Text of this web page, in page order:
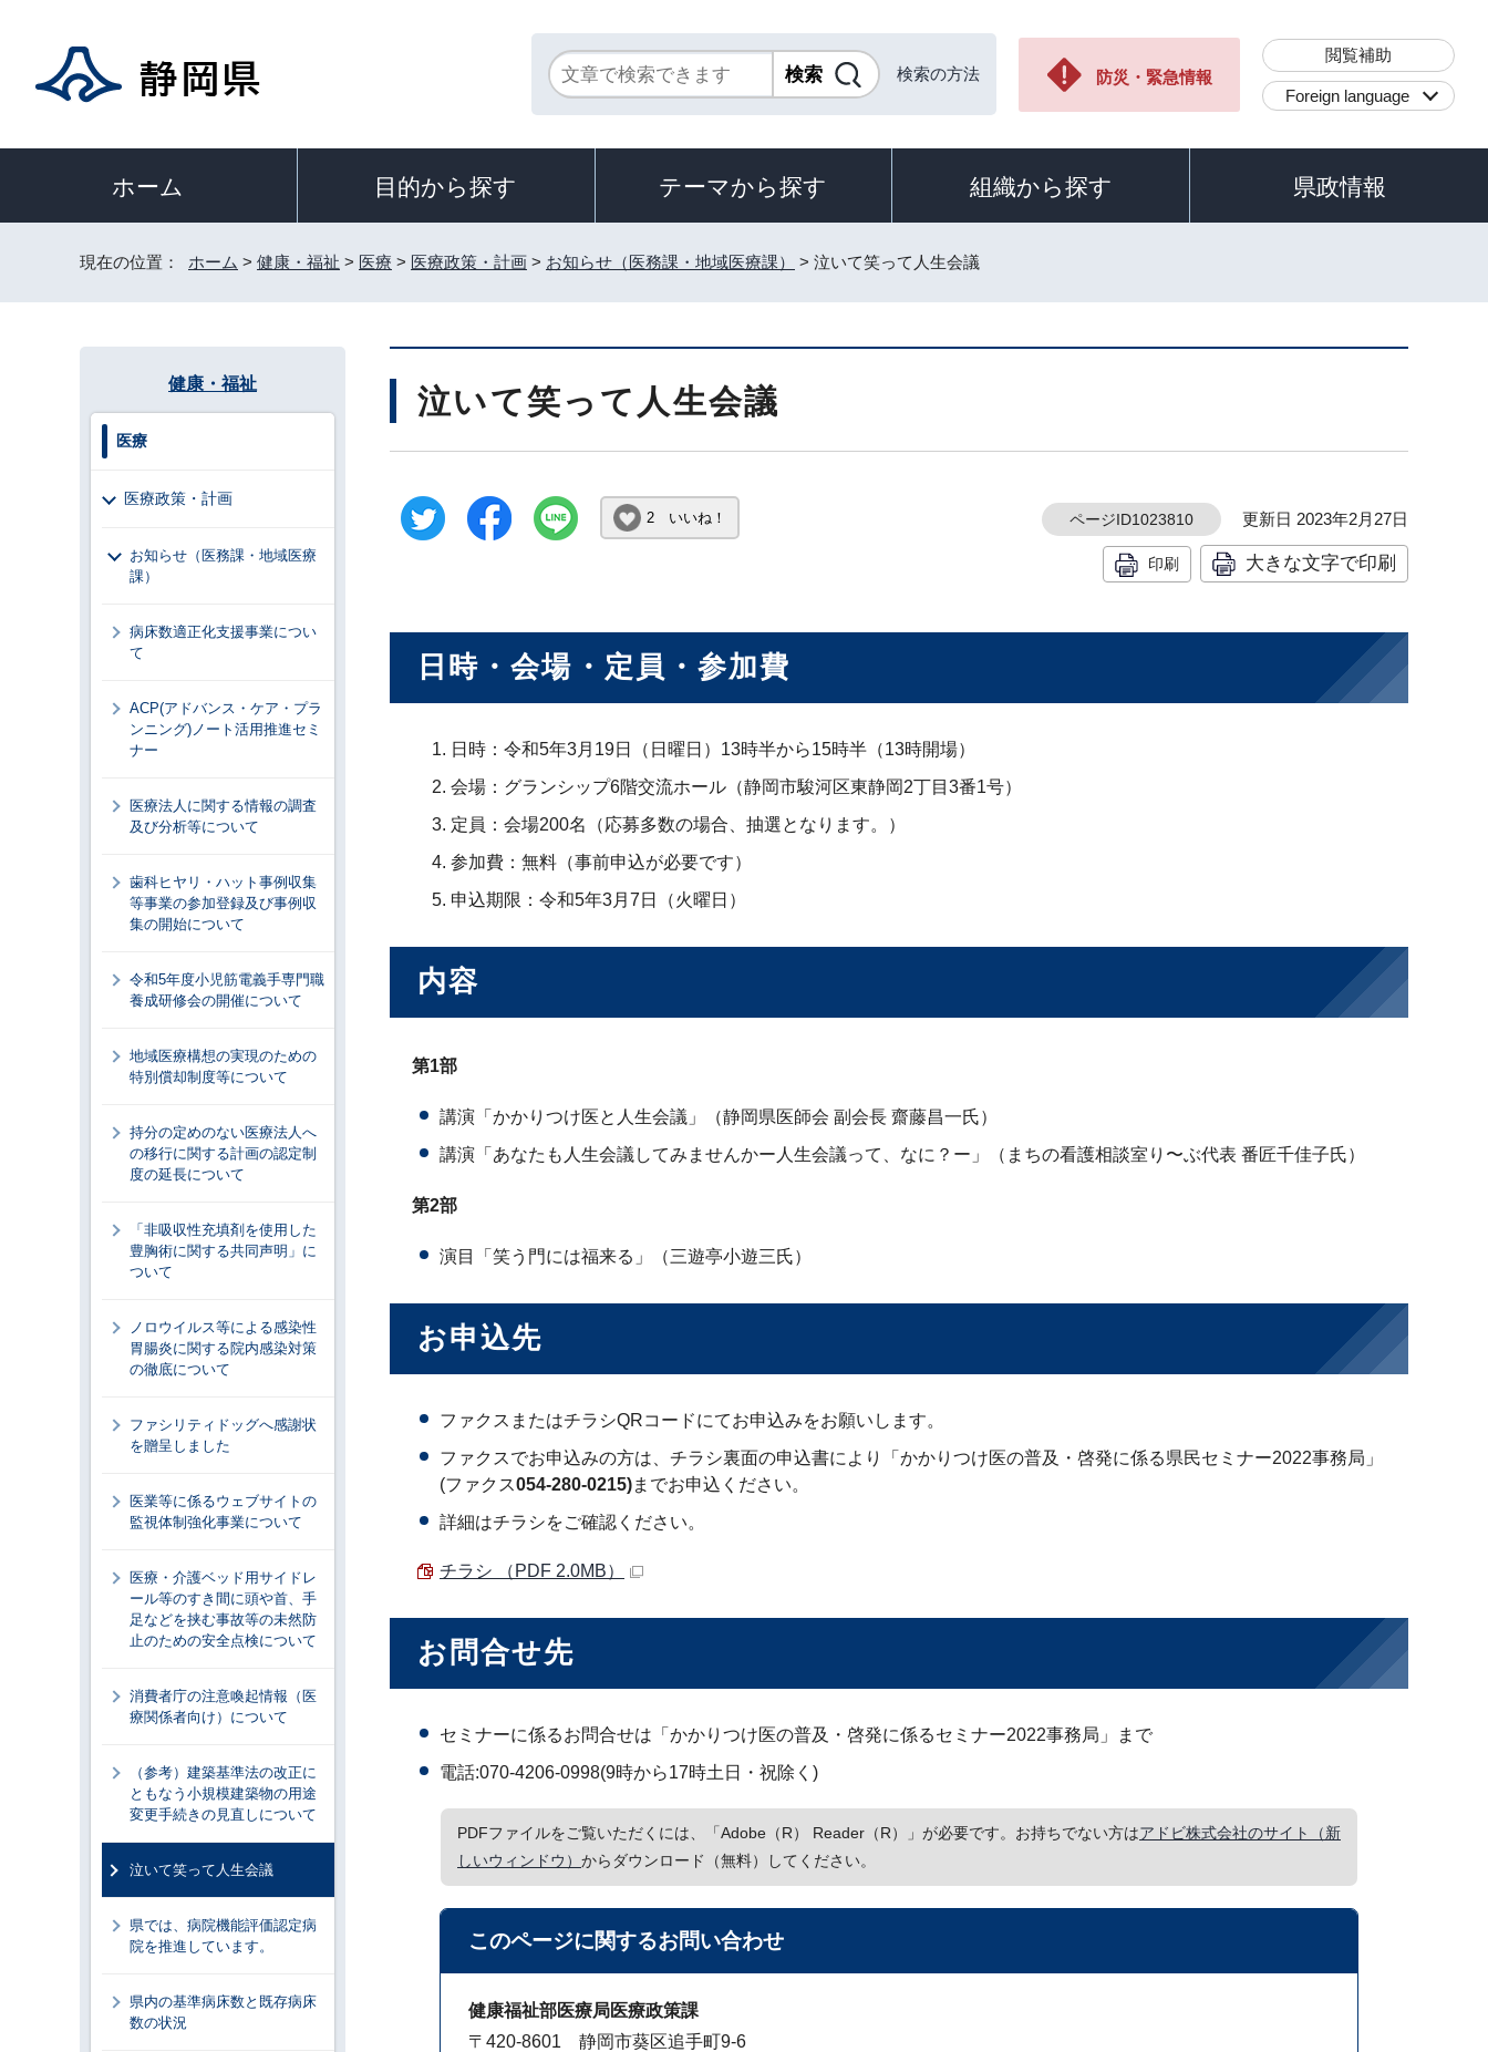
検索の方法 防災・緊急情報
閲覧補助
Foreign language
ホーム 目的から探す テーマから探す 組織から探す 県政情報
現在の位置： ホーム > 健康・福祉 > 医療 > 医療政策・計画 > お知らせ（医務課・地域医療課） > 泣いて笑って人生会議
泣いて笑って人生会議
2 いいね！ ページID1023810 更新日 2023年2月27日
印刷 大きな文字で印刷
日時・会場・定員・参加費
日時：令和5年3月19日（日曜日）13時半から15時半（13時開場）
会場：グランシップ6階交流ホール（静岡市駿河区東静岡2丁目3番1号）
定員：会場200名（応募多数の場合、抽選となります。）
参加費：無料（事前申込が必要です）
申込期限：令和5年3月7日（火曜日）
内容
第1部
講演「かかりつけ医と人生会議」（静岡県医師会 副会長 齋藤昌一氏）
講演「あなたも人生会議してみませんかー人生会議って、なに？ー」（まちの看護相談室り〜ぶ代表 番匠千佳子氏）
第2部
演目「笑う門には福来る」（三遊亭小遊三氏）
お申込先
ファクスまたはチラシQRコードにてお申込みをお願いします。
ファクスでお申込みの方は、チラシ裏面の申込書により「かかりつけ医の普及・啓発に係る県民セミナー2022事務局」
(ファクス054-280-0215)までお申込ください。
詳細はチラシをご確認ください。
チラシ （PDF 2.0MB）
お問合せ先
セミナーに係るお問合せは「かかりつけ医の普及・啓発に係るセミナー2022事務局」まで
電話:070-4206-0998(9時から17時土日・祝除く)
PDFファイルをご覧いただくには、「Adobe（R） Reader（R）」が必要です。お持ちでない方はアドビ株式会社のサイト（新
しいウィンドウ） からダウンロード（無料）してください。
このページに関するお問い合わせ
健康福祉部医療局医療政策課
〒420-8601 静岡市葵区追手町9-6
健康・福祉
医療
医療政策・計画
お知らせ（医務課・地域医療
課）
病床数適正化支援事業につい
て
ACP(アドバンス・ケア・プラ
ンニング)ノート活用推進セミ
ナー
医療法人に関する情報の調査
及び分析等について
歯科ヒヤリ・ハット事例収集
等事業の参加登録及び事例収
集の開始について
令和5年度小児筋電義手専門職
養成研修会の開催について
地域医療構想の実現のための
特別償却制度等について
持分の定めのない医療法人へ
の移行に関する計画の認定制
度の延長について
「非吸収性充填剤を使用した
豊胸術に関する共同声明」に
ついて
ノロウイルス等による感染性
胃腸炎に関する院内感染対策
の徹底について
ファシリティドッグへ感謝状
を贈呈しました
医業等に係るウェブサイトの
監視体制強化事業について
医療・介護ベッド用サイドレ
ール等のすき間に頭や首、手
足などを挟む事故等の未然防
止のための安全点検について
消費者庁の注意喚起情報（医
療関係者向け）について
（参考）建築基準法の改正に
ともなう小規模建築物の用途
変更手続きの見直しについて
泣いて笑って人生会議
県では、病院機能評価認定病
院を推進しています。
県内の基準病床数と既存病床
数の状況